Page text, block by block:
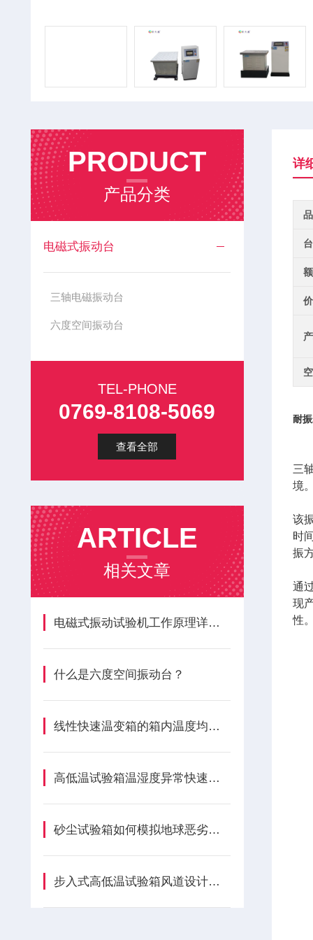
PRODUCT
产品分类
电磁式振动台
三轴电磁振动台
六度空间振动台
TEL-PHONE
0769-8108-5069
查看全部
ARTICLE
相关文章
电磁式振动试验机工作原理详解：从电磁驱动到闭环控制
什么是六度空间振动台？
线性快速温变箱的箱内温度均匀性如何保证？
高低温试验箱温湿度异常快速修复指南
砂尘试验箱如何模拟地球恶劣环境？
步入式高低温试验箱风道设计的原理是什么
详
耐
三
境
该
时
振
通
现
性